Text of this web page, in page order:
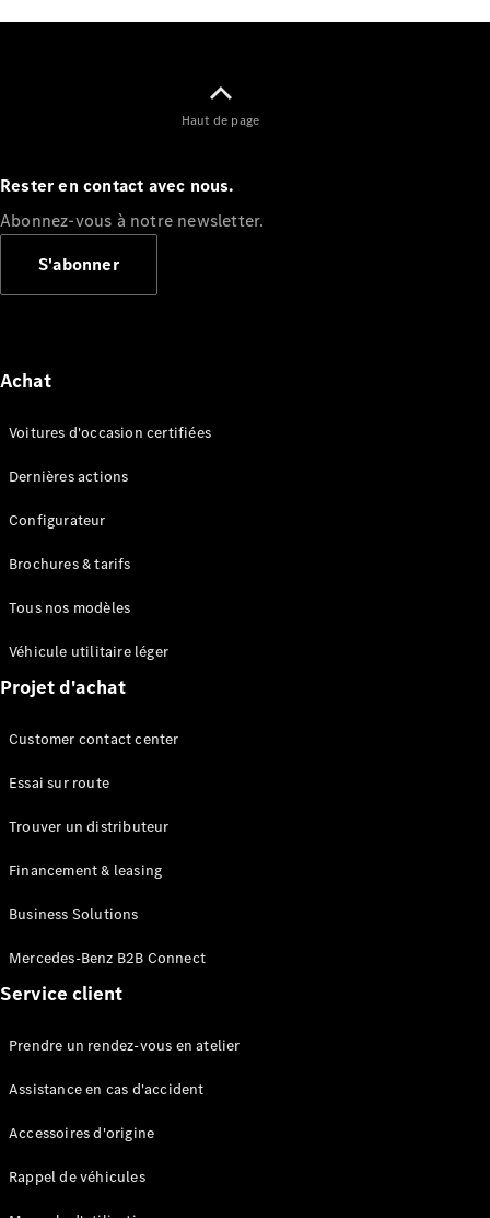
Électrique
Configurateur
Benz Store
Break
Breaks
Shooting
CLA
Brake
Break
Classe C
Terrain
Break
Break All-
Configurateur
Benz Store
Tous les
Classe A
compacte
Haut de page
Rester en contact avec nous.
Abonnez-vous à notre newsletter.
S'abonner
Achat
Voitures d'occasion certifiées
Dernières actions
Configurateur
Brochures & tarifs
Tous nos modèles
Véhicule utilitaire léger
Projet d'achat
Customer contact center
Essai sur route
Trouver un distributeur
Financement & leasing
Business Solutions
Mercedes-Benz B2B Connect
Service client
Prendre un rendez-vous en atelier
Assistance en cas d'accident
Accessoires d'origine
Rappel de véhicules